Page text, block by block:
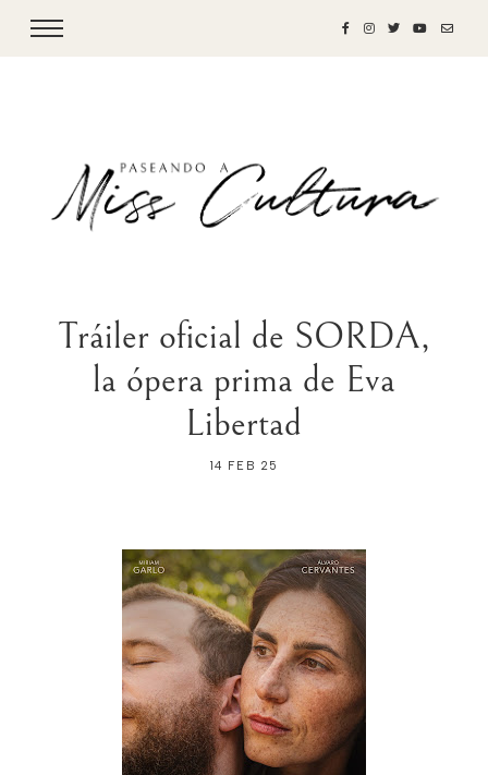
Tráiler oficial de SORDA,
la ópera prima de Eva
Libertad
14 FEB 25